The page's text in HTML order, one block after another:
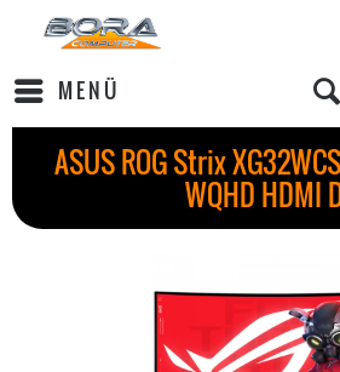
MENÜ
ASUS ROG Strix
WQHD HDMI